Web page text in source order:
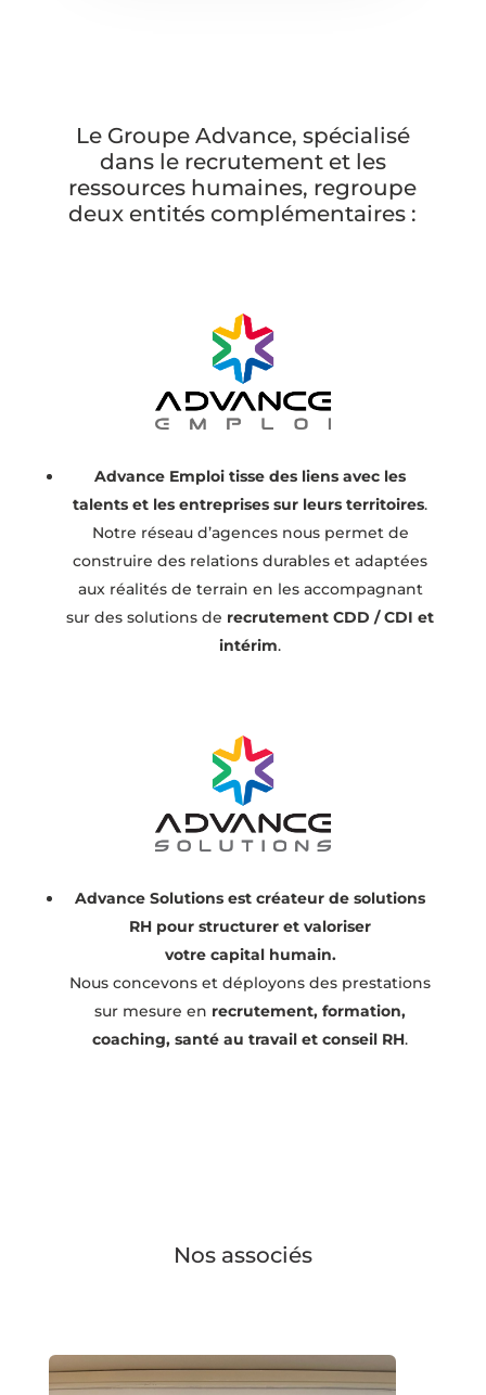
Le Groupe Advance, spécialisé
dans le recrutement et les
ressources humaines, regroupe
deux entités complémentaires :
Advance Emploi tisse des liens avec les
talents et les entreprises sur leurs territoires.
Notre réseau d’agences nous permet de
construire des relations durables et adaptées
aux réalités de terrain en les accompagnant
sur des solutions de recrutement CDD / CDI et
intérim.
Advance Solutions est créateur de solutions
RH pour structurer et valoriser
votre capital humain.
Nous concevons et déployons des prestations
sur mesure en recrutement, formation,
coaching, santé au travail et conseil RH.
Nos associés